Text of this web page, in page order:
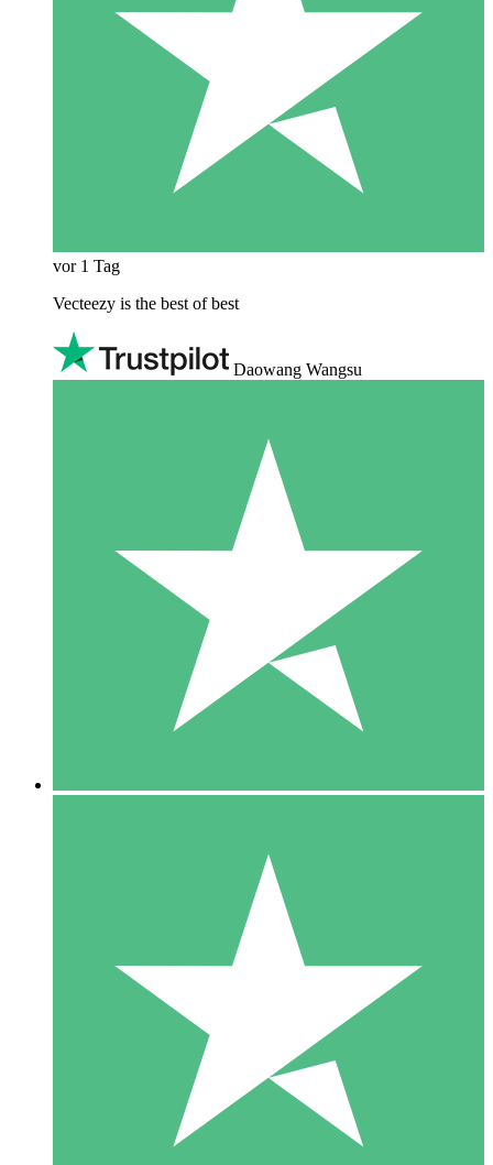
vor 1 Tag
Vecteezy is the best of best
Daowang Wangsu